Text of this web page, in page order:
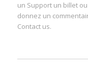
un Support un billet
donnez un
Contact us.